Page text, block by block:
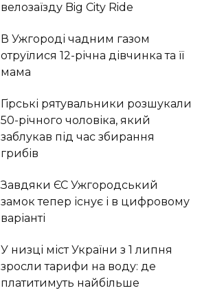
велозаїзду Big Сity Ride
В Ужгороді чадним газом
отруїлися 12-річна дівчинка та її
мама
Гірські рятувальники розшукали
50-річного чоловіка, який
заблукав під час збирання
грибів
Завдяки ЄС Ужгородський
замок тепер існує і в цифровому
варіанті
У низці міст України з 1 липня
зросли тарифи на воду: де
платитимуть найбільше